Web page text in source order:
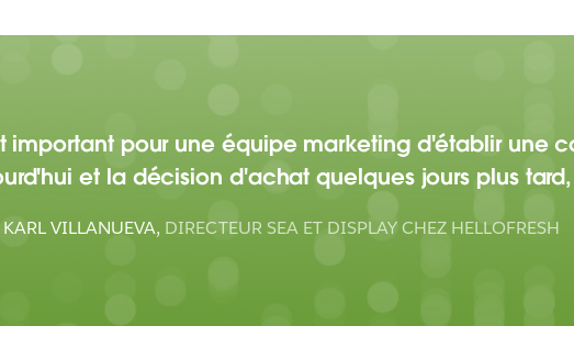
important pour une équipe marketing d'établir une
et la décision d'achat quelques jours plus
KARL VILLANUEVA, DIRECTEUR SEA ET DISPLAY CHEZ HELLOFRESH